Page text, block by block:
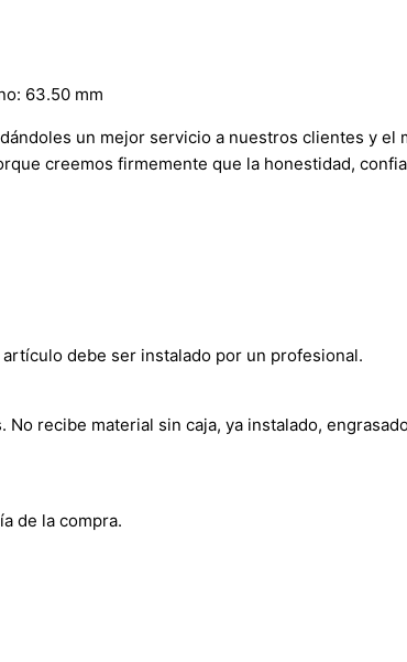
63.50 mm
un mejor servicio a nuestros clientes y el
creemos firmemente que la honestidad,
debe ser instalado por un profesional.
recibe material sin caja, ya instalado,
de la compra.